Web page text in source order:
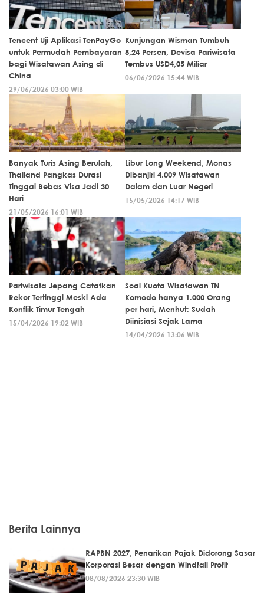
Tencent Uji Aplikasi TenPayGo
untuk Permudah Pembayaran
bagi Wisatawan Asing di
China
29/06/2026 03:00 WIB
Kunjungan Wisman Tumbuh
8,24 Persen, Devisa Pariwisata
Tembus USD4,05 Miliar
06/06/2026 15:44 WIB
Banyak Turis Asing Berulah,
Thailand Pangkas Durasi
Tinggal Bebas Visa Jadi 30
Hari
21/05/2026 16:01 WIB
Libur Long Weekend, Monas
Dibanjiri 4.009 Wisatawan
Dalam dan Luar Negeri
15/05/2026 14:17 WIB
Pariwisata Jepang Catatkan
Rekor Tertinggi Meski Ada
Konflik Timur Tengah
15/04/2026 19:02 WIB
Soal Kuota Wisatawan TN
Komodo hanya 1.000 Orang
per hari, Menhut: Sudah
Diinisiasi Sejak Lama
14/04/2026 13:06 WIB
Berita Lainnya
RAPBN 2027, Penarikan Pajak Didorong Sasar
Korporasi Besar dengan Windfall Profit
08/08/2026 23:30 WIB